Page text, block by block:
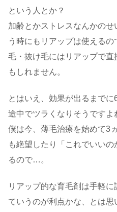
という人とか？
加齢とかストレスなんかの
う時にもリアップは使える
毛・抜け毛にはリアップで
もしれません。
とはいえ、効果が出るまでに
途中でツラくなりそうですよ
僕は今、薄毛治療を始めて3
も絶望したり「これでいい
るので…。
リアップ的な育毛剤は手軽
ていうのが利点かな、とは思